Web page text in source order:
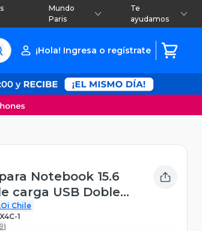
Mundo
Paris
Te
ayudamos
¡Hola! Ingresa o regístrate
Notebook 15.6
carga USB Doble
Chile
1
9)